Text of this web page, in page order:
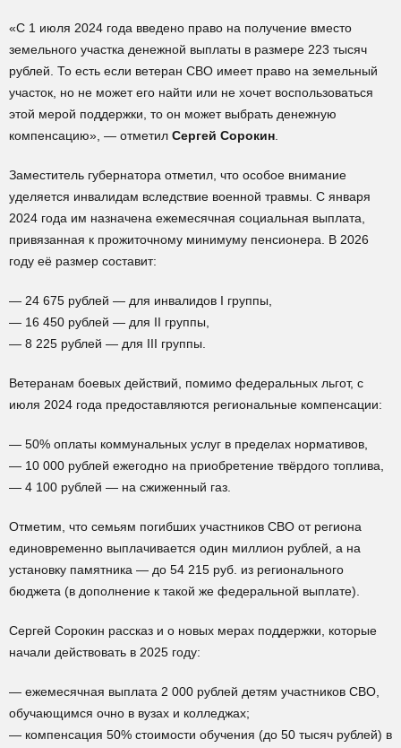
«С 1 июля 2024 года введено право на получение вместо
земельного участка денежной выплаты в размере 223 тысяч
рублей. То есть если ветеран СВО имеет право на земельный
участок, но не может его найти или не хочет воспользоваться
этой мерой поддержки, то он может выбрать денежную
компенсацию», — отметил Сергей Сорокин
Заместитель губернатора отметил, что особое внимание
уделяется инвалидам вследствие военной травмы. С января
2024 года им назначена ежемесячная социальная выплата,
привязанная к прожиточному минимуму пенсионера. В 2026
году её размер составит:
— 24 675 рублей — для инвалидов I группы,
— 16 450 рублей — для II группы,
— 8 225 рублей — для III группы.
Ветеранам боевых действий, помимо федеральных льгот, с
июля 2024 года предоставляются региональные компенсации:
— 50% оплаты коммунальных услуг в пределах нормативов,
— 10 000 рублей ежегодно на приобретение твёрдого топлива,
— 4 100 рублей — на сжиженный газ.
Отметим, что семьям погибших участников СВО от региона
единовременно выплачивается один миллион рублей, а на
установку памятника — до 54 215 руб. из регионального
бюджета (в дополнение к такой же федеральной выплате).
Сергей Сорокин рассказ и о новых мерах поддержки, которые
начали действовать в 2025 году:
— ежемесячная выплата 2 000 рублей детям участников СВО,
обучающимся очно в вузах и колледжах;
— компенсация 50% стоимости обучения (до 50 тысяч рублей) в